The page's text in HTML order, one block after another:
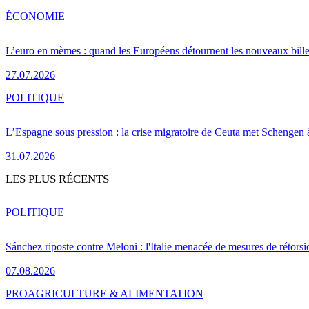
L’euro en mèmes : quand les Européens détournent les nouveaux
27.07.2026
ÉCONOMIE
L’Espagne sous pression : la crise migratoire de Ceuta met Schengen
31.07.2026
POLITIQUE
LES PLUS RÉCENTS
Sánchez riposte contre Meloni : l'Italie menacée de mesures de
07.08.2026
POLITIQUE
PROAGRICULTURE & ALIMENTATION